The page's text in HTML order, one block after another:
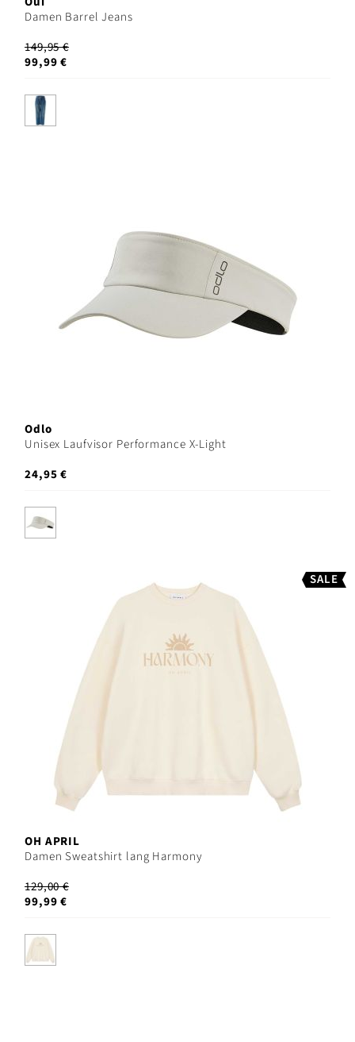
Damen Barrel Jeans
149,95 €
99,99 €
Odlo
Unisex Laufvisor Performance X-Light
24,95 €
SALE
OH APRIL
Damen Sweatshirt lang Harmony
129,00 €
99,99 €